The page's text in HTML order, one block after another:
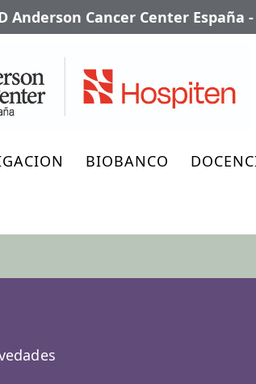
Anderson Cancer Center España
BIOBANCO